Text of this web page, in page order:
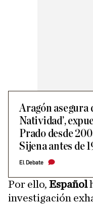
Aragón asegura
Natividad’,
Prado desde
Sijena antes de
El Debate
Por ello, Español
investigación